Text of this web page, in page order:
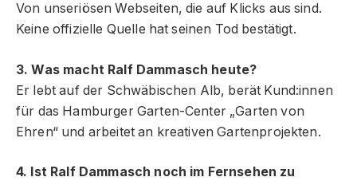
Von unseriösen Webseiten, die auf Klicks aus sind.
Keine offizielle Quelle hat seinen Tod bestätigt.
3. Was macht Ralf Dammasch heute?
Er lebt auf der Schwäbischen Alb, berät Kund:innen
für das Hamburger Garten-Center „Garten von
Ehren“ und arbeitet an kreativen Gartenprojekten.
4. Ist Ralf Dammasch noch im Fernsehen zu